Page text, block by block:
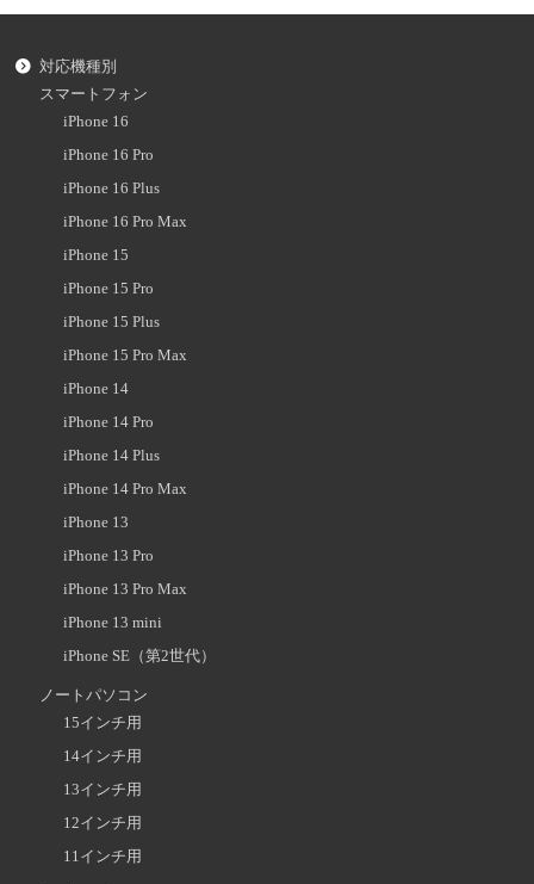
対応機種別
スマートフォン
iPhone 16
iPhone 16 Pro
iPhone 16 Plus
iPhone 16 Pro Max
iPhone 15
iPhone 15 Pro
iPhone 15 Plus
iPhone 15 Pro Max
iPhone 14
iPhone 14 Pro
iPhone 14 Plus
iPhone 14 Pro Max
iPhone 13
iPhone 13 Pro
iPhone 13 Pro Max
iPhone 13 mini
iPhone SE（第2世代）
ノートパソコン
15インチ用
14インチ用
13インチ用
12インチ用
11インチ用